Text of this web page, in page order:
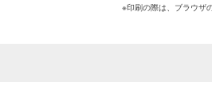
※印刷の際は、ブラウザ